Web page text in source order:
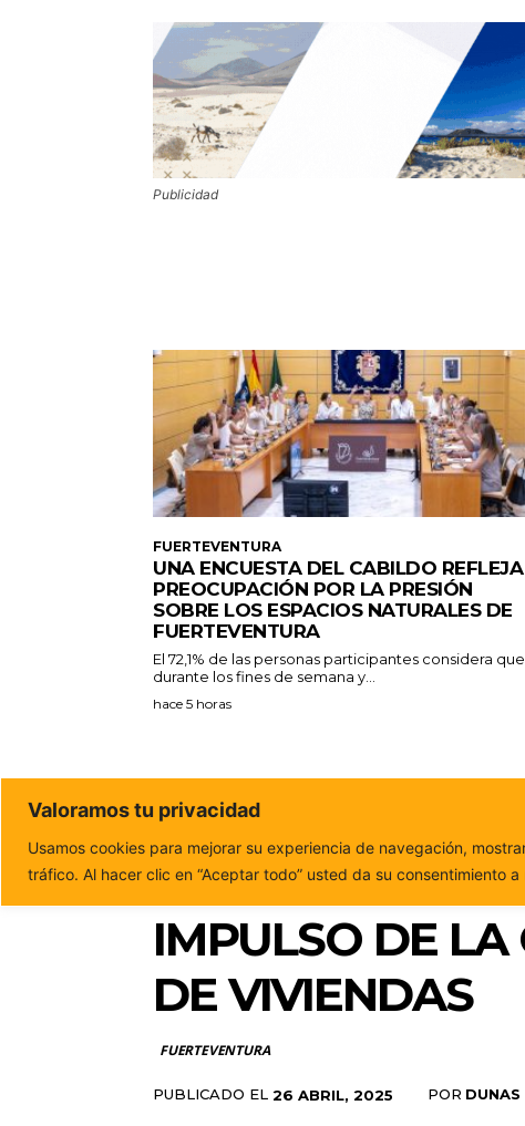
Publicidad
FUERTEVENTURA
UNA ENCUESTA DEL CABILDO REFLEJA
PREOCUPACIÓN POR LA PRESIÓN
SOBRE LOS ESPACIOS NATURALES DE
FUERTEVENTURA
El 72,1% de las personas participantes considera que
durante los fines de semana y...
hace 5 horas